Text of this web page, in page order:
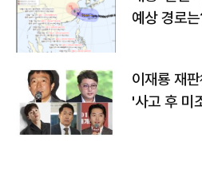
예상 경로
이재룡 재
'사고 후 미